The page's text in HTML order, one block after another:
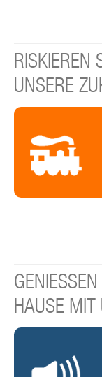
RISKIEREN
UNSERE
HAUSE MIT